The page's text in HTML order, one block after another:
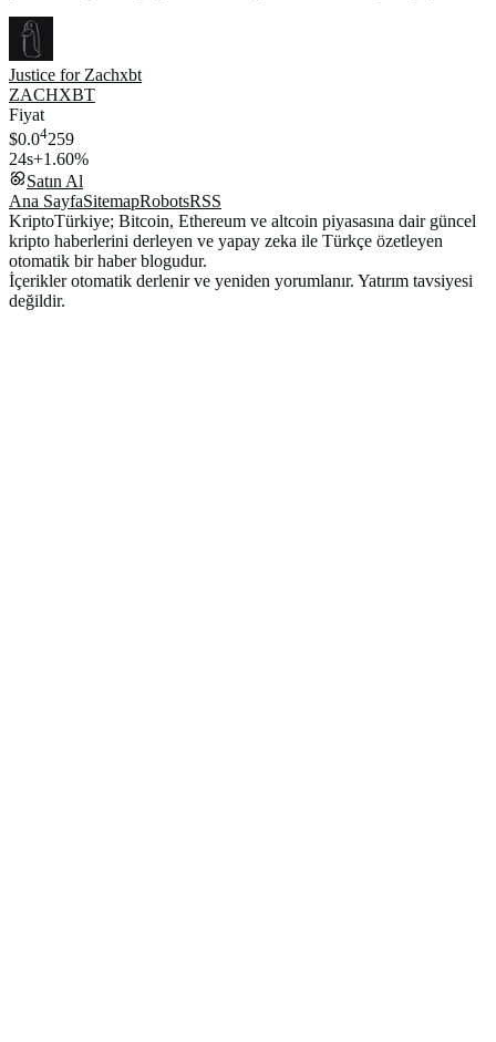
Justice for Zachxbt
ZACHXBT
Fiyat
$0.04259
24s+1.60%
Satın Al
Ana SayfaSitemapRobotsRSS
KriptoTürkiye; Bitcoin, Ethereum ve altcoin piyasasına dair güncel
kripto haberlerini derleyen ve yapay zeka ile Türkçe özetleyen
otomatik bir haber blogudur.
İçerikler otomatik derlenir ve yeniden yorumlanır. Yatırım tavsiyesi
değildir.